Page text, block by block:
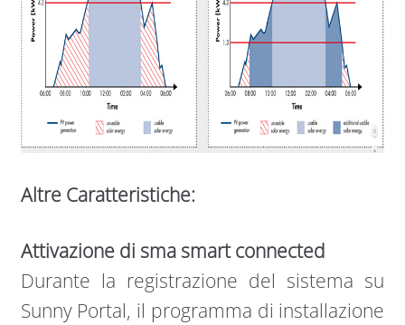
Altre Caratteristiche:
Attivazione di sma smart connected
Durante la registrazione del sistema su
Sunny Portal, il programma di installazione